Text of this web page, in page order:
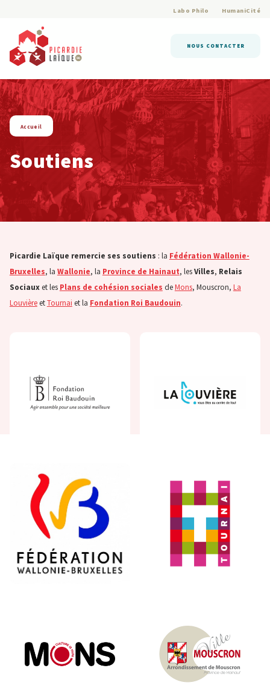
Labo Philo HumaniCité
NOUS CONTACTER
string(4) « page »
Accueil
Soutiens
Picardie Laïque remercie ses soutiens : la Fédération Wallonie-
Bruxelles, la Wallonie, la Province de Hainaut, lesVilles, Relais
Sociauxet les Plans de cohésion sociales deMons, Mouscron, La
LouvièreetTournai et la Fondation Roi Baudouin.